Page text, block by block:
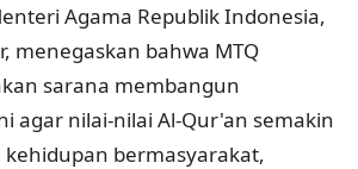
Agama Republik Indonesia,
menegaskan bahwa MTQ
sarana membangun
agar nilai-nilai Al-Qur'an semakin
bermasyarakat,